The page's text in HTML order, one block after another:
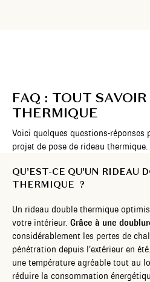
FAQ : TOUT
THERMIQUE
Voici quelques questions-réponses
projet de pose de rideau thermique.
QU’EST-CE QU’UN RIDEAU
THERMIQUE ?
Un rideau double thermique
votre intérieur. Grâce à une
considérablement les pertes de
pénétration depuis l’extérieur en
une température agréable tout au
réduire la consommation